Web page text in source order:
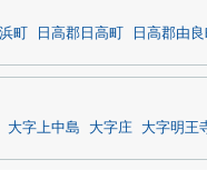
町 日高郡日高町 日高郡由良
大字上中島 大字庄 大字明王